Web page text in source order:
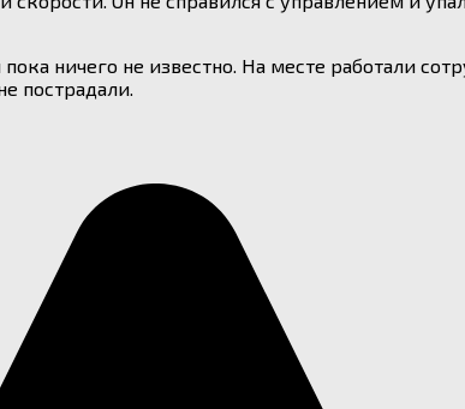
ничего не известно. На месте работали
пострадали.